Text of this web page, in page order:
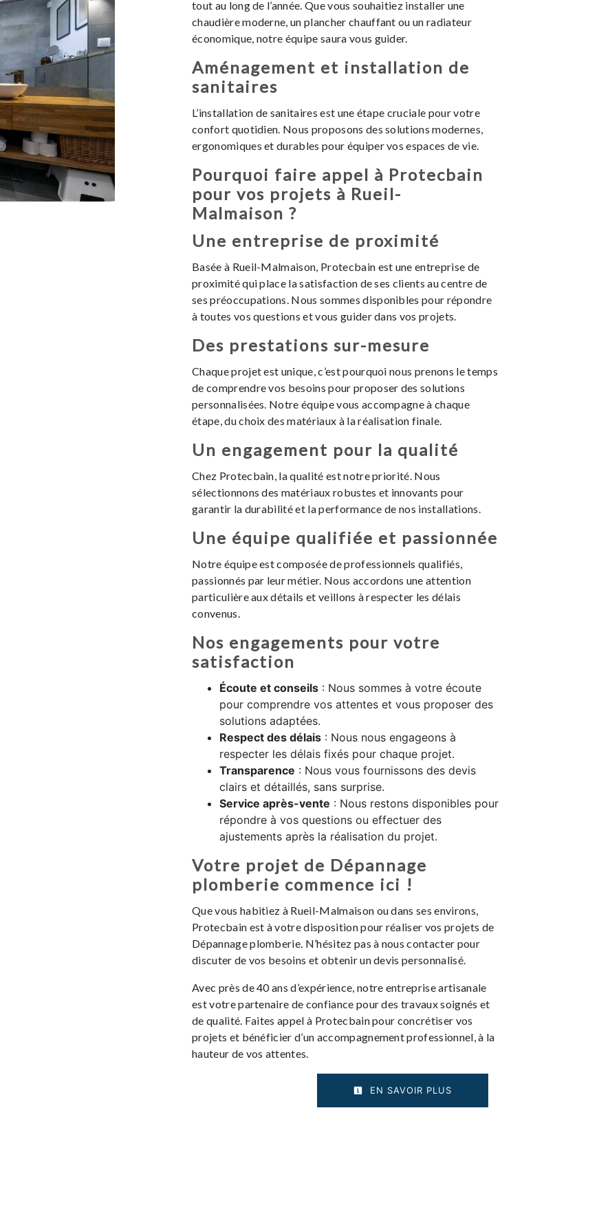
tout au long de l’année. Que vous souhaitiez installer une
chaudière moderne, un plancher chauffant ou un radiateur
économique, notre équipe saura vous guider.
Aménagement et installation de
sanitaires
L’installation de sanitaires est une étape cruciale pour votre
confort quotidien. Nous proposons des solutions modernes,
ergonomiques et durables pour équiper vos espaces de vie.
Pourquoi faire appel à Protecbain
pour vos projets à Rueil-
Malmaison ?
Une entreprise de proximité
Basée à Rueil-Malmaison, Protecbain est une entreprise de
proximité qui place la satisfaction de ses clients au centre de
ses préoccupations. Nous sommes disponibles pour répondre
à toutes vos questions et vous guider dans vos projets.
Des prestations sur-mesure
Chaque projet est unique, c’est pourquoi nous prenons le temps
de comprendre vos besoins pour proposer des solutions
personnalisées. Notre équipe vous accompagne à chaque
étape, du choix des matériaux à la réalisation finale.
Un engagement pour la qualité
Chez Protecbain, la qualité est notre priorité. Nous
sélectionnons des matériaux robustes et innovants pour
garantir la durabilité et la performance de nos installations.
Une équipe qualifiée et passionnée
Notre équipe est composée de professionnels qualifiés,
passionnés par leur métier. Nous accordons une attention
particulière aux détails et veillons à respecter les délais
convenus.
Nos engagements pour votre
satisfaction
Écoute et conseils : Nous sommes à votre écoute
pour comprendre vos attentes et vous proposer des
solutions adaptées.
Respect des délais : Nous nous engageons à
respecter les délais fixés pour chaque projet.
Transparence : Nous vous fournissons des devis
clairs et détaillés, sans surprise.
Service après-vente : Nous restons disponibles pour
répondre à vos questions ou effectuer des
ajustements après la réalisation du projet.
Votre projet de Dépannage
plomberie commence ici !
Que vous habitiez à Rueil-Malmaison ou dans ses environs,
Protecbain est à votre disposition pour réaliser vos projets de
Dépannage plomberie. N’hésitez pas à nous contacter pour
discuter de vos besoins et obtenir un devis personnalisé.
Avec près de 40 ans d’expérience, notre entreprise artisanale
est votre partenaire de confiance pour des travaux soignés et
de qualité. Faites appel à Protecbain pour concrétiser vos
projets et bénéficier d’un accompagnement professionnel, à la
hauteur de vos attentes.
EN SAVOIR PLUS